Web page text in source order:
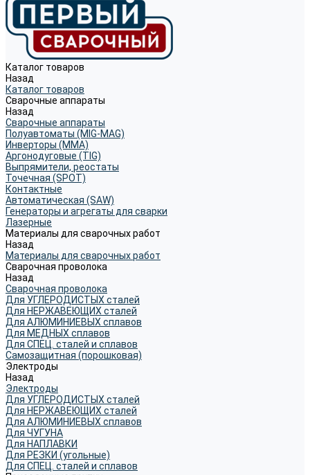
Каталог товаров
Назад
Каталог товаров
Сварочные аппараты
Назад
Сварочные аппараты
Полуавтоматы (MIG-MAG)
Инверторы (MMA)
Аргонодуговые (TIG)
Выпрямители, реостаты
Точечная (SPOT)
Контактные
Автоматическая (SAW)
Генераторы и агрегаты для сварки
Лазерные
Материалы для сварочных работ
Назад
Материалы для сварочных работ
Сварочная проволока
Назад
Сварочная проволока
Для УГЛЕРОДИСТЫХ сталей
Для НЕРЖАВЕЮЩИХ сталей
Для АЛЮМИНИЕВЫХ сплавов
Для МЕДНЫХ сплавов
Для СПЕЦ. сталей и сплавов
Самозащитная (порошковая)
Электроды
Назад
Электроды
Для УГЛЕРОДИСТЫХ сталей
Для НЕРЖАВЕЮЩИХ сталей
Для АЛЮМИНИЕВЫХ сплавов
Для ЧУГУНА
Для НАПЛАВКИ
Для РЕЗКИ (угольные)
Для СПЕЦ. сталей и сплавов